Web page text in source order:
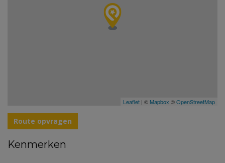
Leaflet | © Mapbox ©OpenStreetMap
Route opvragen
Kenmerken